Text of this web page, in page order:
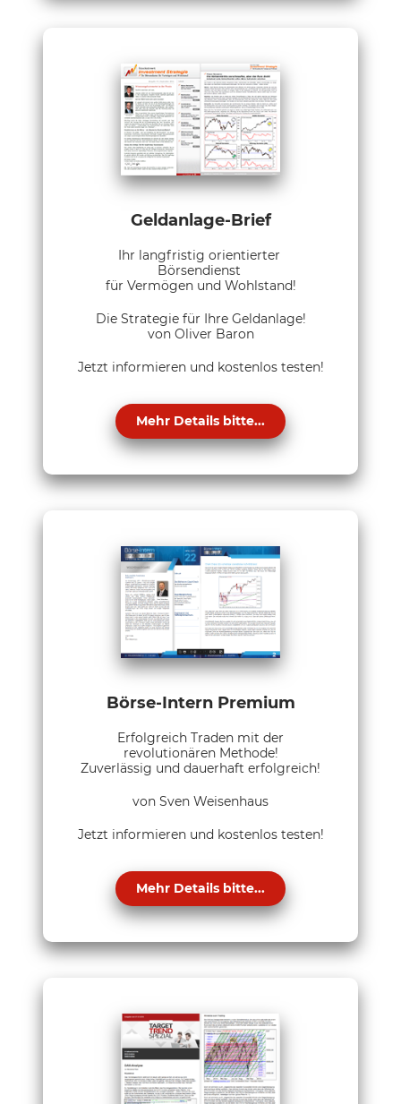
Geldanlage-Brief
Ihr langfristig orientierter
Börsendienst
für Vermögen und Wohlstand!
Die Strategie für Ihre Geldanlage!
von Oliver Baron
Jetzt informieren und kostenlos testen!
Mehr Details bitte...
Börse-Intern Premium
Erfolgreich Traden mit der
revolutionären Methode!
Zuverlässig und dauerhaft erfolgreich!
von Sven Weisenhaus
Jetzt informieren und kostenlos testen!
Mehr Details bitte...